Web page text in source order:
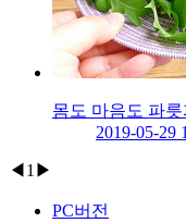
몸도 마음도 파릇
2019-05-29
◀ 1 ▶
PC버전